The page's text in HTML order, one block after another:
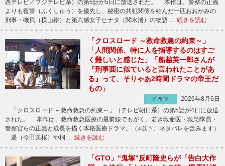
西テレビ／フジテレビ系）の第6話が5日に放送された。 本作は、警察の正義
よりも復讐（ふくしゅう）を優先し、秘密の共犯関係を結んだ一匹おおかみの
刑事・磯貝（横山裕）と第六感女子ヒナタ（関水渚）の物語 … 続きを読む
「クロスロード ～救命救急の約束～」
「人間関係、特に人を指導するのはすご
く難しいと感じた」「船越英一郎さんが
『刑事面に似ていると言われたことがあ
る』って、そりゃあ2時間ドラマの帝王だ
もの」
ドラマ
2026年8月6日
「クロスロード ～救命救急の約束～」（テレビ朝日系）の第5話が4日に放送
された。 本作は、救命救急医療の最前線でもがく、若き救命医・救急隊員・
警察官らの正義と成長を描く本格医療ドラマ。（※以下、ネタバレを含みます）
遥（今田美桜）や桐 … 続きを読む
「GTO」“鬼塚”反町隆史らが「告白大作